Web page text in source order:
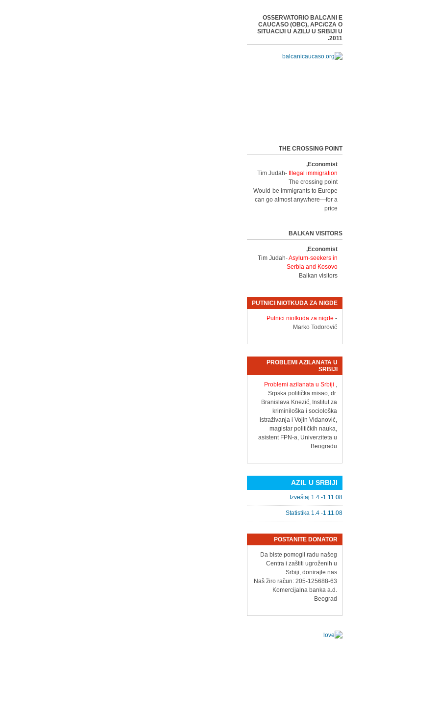
OSSERVATORIO BALCANI E
CAUCASO (OBC), APC/CZA O
SITUACIJI U AZILU U SRBIJI U
2011.
THE CROSSING POINT
Economist,
Tim Judah-
Illegal immigration
The crossing point
Would-be immigrants to Europe
can go almost anywhere—for a
price
BALKAN VISITORS
Economist,
Tim Judah-Asylum-seekers in
Serbia and Kosovo
Balkan visitors
PUTNICI NIOTKUDA ZA NIGDE
Putnici niotkuda za nigde -
Marko Todorović
PROBLEMI AZILANATA U
SRBIJI
Problemi azilanata u Srbiji ,
Srpska politička misao, dr.
Branislava Knezić, Institut za
kriminiloška i sociološka
istraživanja i Vojin Vidanović,
magistar političkih nauka,
asistent FPN-a, Univerziteta u
Beogradu
AZIL U SRBIJI
Izveštaj 1.4.-1.11.08.
Statistika 1.4 -1.11.08
POSTANITE DONATOR
Da biste pomogli radu našeg
Centra i zaštiti ugroženih u
Srbiji, donirajte nas.
Naš žiro račun: 205-125688-63
Komercijalna banka a.d.
Beograd